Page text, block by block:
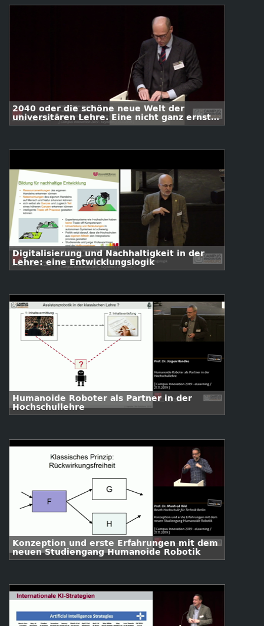
2040 oder die schöne neue Welt der
universitären Lehre. Eine nicht ganz ernste
Zukunftsvision
Digitalisierung und Nachhaltigkeit in der
Lehre: eine Entwicklungslogik
Humanoide Roboter als Partner in der
Hochschullehre
Konzeption und erste Erfahrungen mit dem
neuen Studiengang Humanoide Robotik